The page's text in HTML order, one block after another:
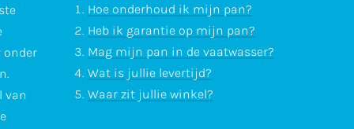
onder
van
Hoe onderhoud ik mijn pan?
Heb ik garantie op mijn pan?
Mag mijn pan in de vaatwasser?
Wat is jullie levertijd?
Waar zit jullie winkel?